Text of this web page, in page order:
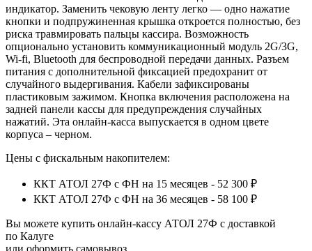
индикатор. Заменить чековую ленту легко — одно нажатие
кнопки и подпружиненная крышка откроется полностью, без
риска травмировать пальцы кассира. Возможность
опционально установить коммуникационный модуль 2G/3G,
Wi‑fi, Bluetooth для беспроводной передачи данных. Разъем
питания с дополнительной фиксацией предохранит от
случайного выдергивания. Кабели зафиксированы
пластиковым зажимом. Кнопка включения расположена на
задней панели кассы для предупреждения случайных
нажатий. Эта онлайн‑касса выпускается в одном цвете
корпуса – черном.
Цены с фискальным накопителем:
ККТ АТОЛ 27Ф с ФН на 15 месяцев - 52 300 ₽
ККТ АТОЛ 27Ф с ФН на 36 месяцев - 58 100 ₽
Вы можете купить онлайн‑кассу АТОЛ 27Ф с доставкой
по Калуге
или оформить самовывоз.